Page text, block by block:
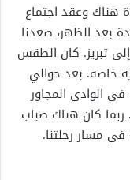
هناك وعقد اجتماع
بعد الظهر، صعدنا
تبريز. كان الطقس
خاصة. بعد حوالي
الوادي المجاور
كان هناك ضباب
مسار رحلتنا.